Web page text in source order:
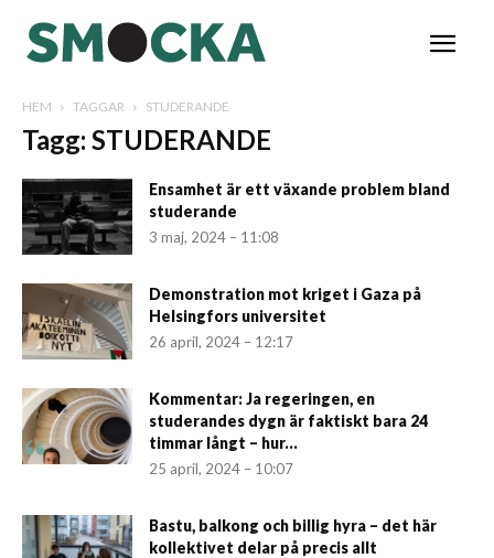
HEM TAGGAR STUDERANDE
Tagg: STUDERANDE
Ensamhet är ett växande problem bland
studerande
3 maj, 2024 – 11:08
Demonstration mot kriget i Gaza på
Helsingfors universitet
26 april, 2024 – 12:17
Kommentar: Ja regeringen, en
studerandes dygn är faktiskt bara 24
timmar långt – hur...
25 april, 2024 – 10:07
Bastu, balkong och billig hyra – det här
kollektivet delar på precis allt